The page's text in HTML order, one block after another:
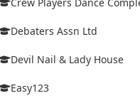
Debaters Assn Ltd
Devil Nail & Lady House
Easy123